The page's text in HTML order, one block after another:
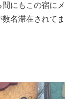
にもこの宿にメ
名滞在されてま